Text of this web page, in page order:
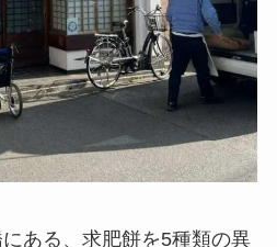
ある、求肥餅を5種類の異